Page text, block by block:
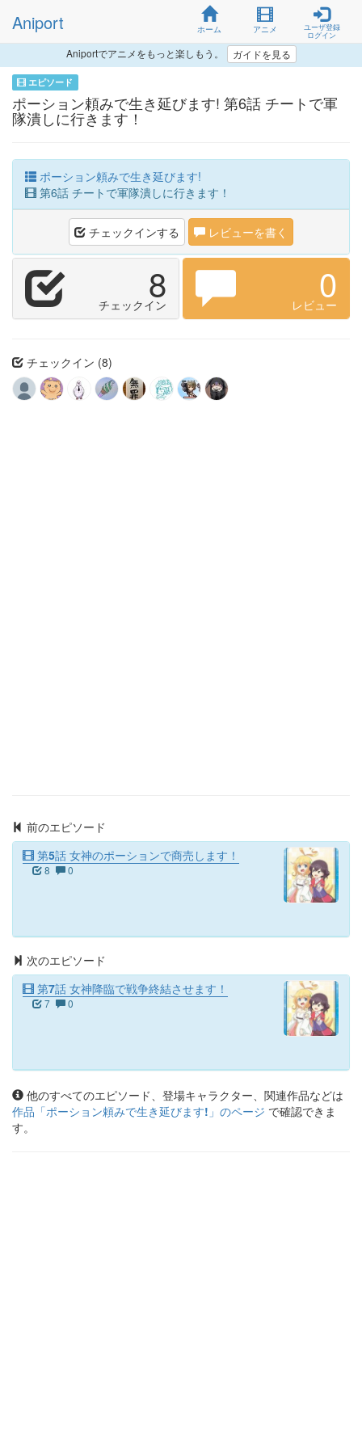
Aniport ホーム アニメ
ユーザ登録
ログイン
Aniportでアニメをもっと楽しもう。 ガイドを見る
エピソード
ポーション頼みで生き延びます! 第6話 チートで軍
隊潰しに行きます！
ポーション頼みで生き延びます!
第6話 チートで軍隊潰しに行きます！
チェックインする レビューを書く
8
チェックイン 0
レビュー
チェックイン (8)
前のエピソード
第5話 女神のポーションで商売します！
8 0
次のエピソード
第7話 女神降臨で戦争終結させます！
7 0
他のすべてのエピソード、登場キャラクター、関連作品などは
作品「ポーション頼みで生き延びます! 」のページ で確認できま
す。